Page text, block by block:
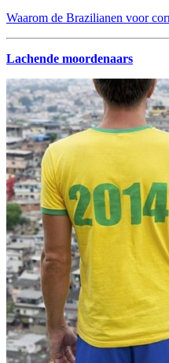
Waarom de Brazilianen voor
Lachende moordenaars